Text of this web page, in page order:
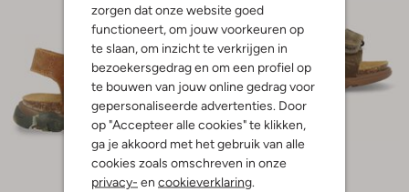
zorgen dat onze website goed
functioneert, om jouw voorkeuren op
te slaan, om inzicht te verkrijgen in
bezoekersgedrag en om een profiel op
te bouwen van jouw online gedrag voor
gepersonaliseerde advertenties. Door
op "Accepteer alle cookies" te klikken,
ga je akkoord met het gebruik van alle
cookies zoals omschreven in onze
privacy- en cookieverklaring
Laatste maten